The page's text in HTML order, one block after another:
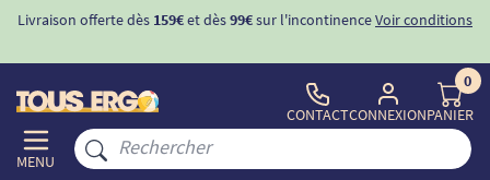
Livraison offerte dès 159€et dès99€sur l'incontinenceVoir conditions
MENU
CONTACTCONNEXION
0
PANIER